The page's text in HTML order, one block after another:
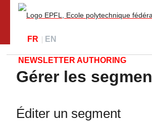
NEWSLETTER AUTHORING
FR EN
Gérer les
Éditer un segment